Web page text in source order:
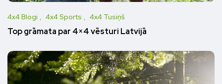
4x4 Blogi 4x4 Sports 4x4 Tusiņš
Top grāmata par 4×4 vēsturi Latvijā